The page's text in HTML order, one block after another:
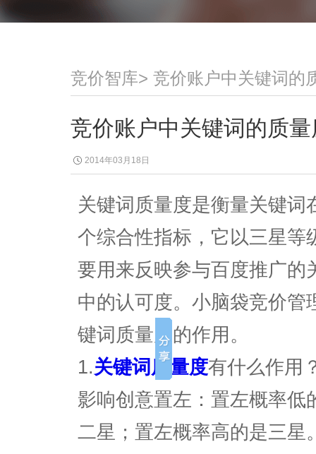
竞价智库> 竞价账户中关键词的
竞价账户中关键词的质
2014年03月18日
关键词质量度是衡量关键
个综合性指标，它以三星等
要用来反映参与百度推广的
中的认可度。小脑袋竞价管
键词质量度的作用。
1.关键词质量度有什么作用
影响创意置左：置左概率低
二星；置左概率高的是三星